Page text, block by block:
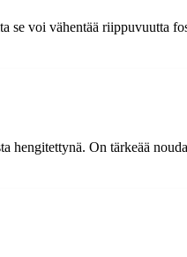
voi vähentää riippuvuutta
On tärkeää